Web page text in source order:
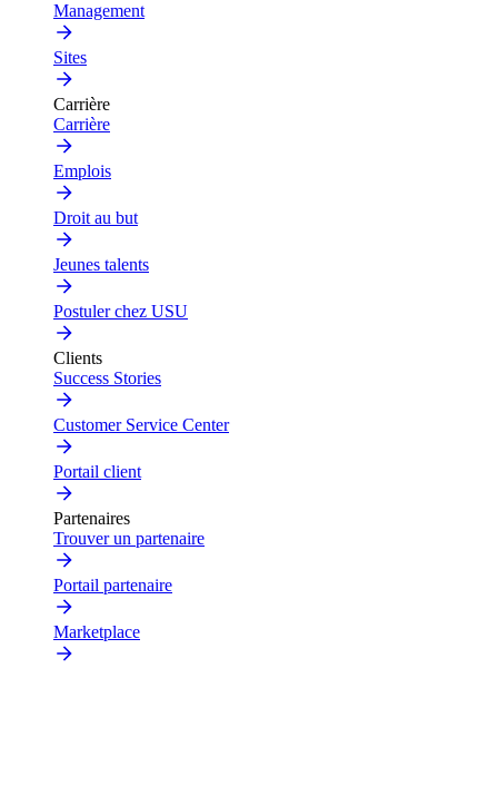
Management
Sites
Carrière
Carrière
Emplois
Droit au but
Jeunes talents
Postuler chez USU
Clients
Success Stories
Customer Service Center
Portail client
Partenaires
Trouver un partenaire
Portail partenaire
Marketplace